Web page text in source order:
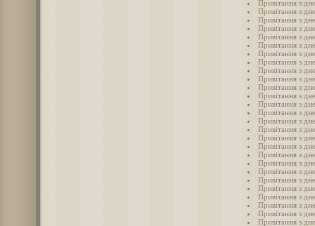
Привітання з
Привітання з
Привітання з
Привітання з
Привітання з
Привітання з
Привітання з
Привітання з
Привітання з
Привітання з
Привітання з
Привітання з
Привітання з
Привітання з
Привітання з
Привітання з
Привітання з
Привітання з
Привітання з
Привітання з
Привітання з
Привітання з
Привітання з
Привітання з
Привітання з
Привітання з
Привітання з